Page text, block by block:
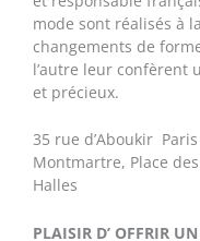
mode sont réalisés à
changements de
l’autre leur confèrent
et précieux.
35 rue d’Aboukir
Montmartre, Place
Halles
PLAISIR D’ OFFRIR